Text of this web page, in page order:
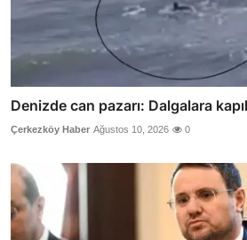
Denizde can pazarı: Dalgalara
Çerkezköy Haber Ağustos 10, 2026 0